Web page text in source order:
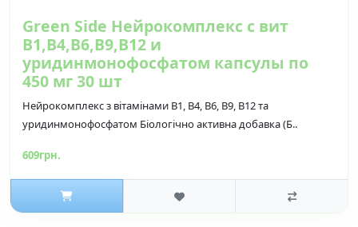
Green Side Нейрокомплекс с вит
В1,В4,В6,В9,В12 и
уридинмонофосфатом капсулы по
450 мг 30 шт
Нейрокомплекс з вітамінами В1, В4, В6, В9, В12 та
уридинмонофосфатом Біологічно активна добавка (Б..
609грн.